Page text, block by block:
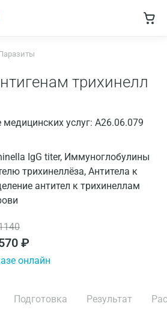
трихинелл
услуг: A26.06.079
IgG titer, Иммуноглобулины
трихинеллёза, Антитела к
антител к трихинеллам
₽
онлайн
Подготовка Результат